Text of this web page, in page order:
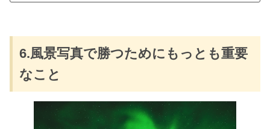
6.風景写真で勝つためにもっとも重要
なこと